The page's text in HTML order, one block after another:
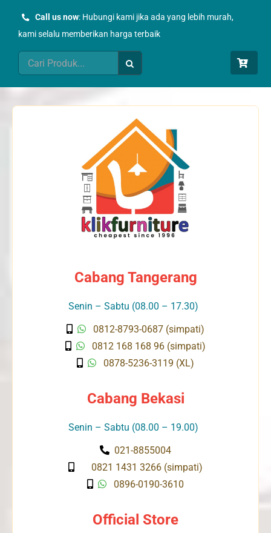
Call us now: Hubungi kami jika ada yang lebih murah,
kami selalu memberikan harga terbaik
Search
for:
Cabang Tangerang
Senin – Sabtu (08.00 – 17.30)
0812-8793-0687 (simpati)
0812 168 168 96 (simpati)
0878-5236-3119 (XL)
Cabang Bekasi
Senin – Sabtu (08.00 – 19.00)
021-8855004
0821 1431 3266 (simpati)
0896-0190-3610
Official Store